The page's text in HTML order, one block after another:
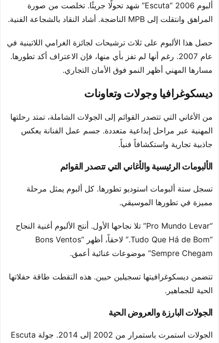
ألبوم 2006 “Escuta” شهد تحولًا جريئًا. تخلصت من صورة
المراهق وانتقلت إلى MPB الناضجة. أشاد النقاد بالشجاعة الفنية.
حصل هذا الألبوم على ثلاث ترشيحات لجائزة الغرامي اللاتينية في
عام 2007. رغم أنها لم تفز بأي منها، فإن الاعتراف أكد تطورها.
مسارها المهني أظهر النمو فوق الأمان التجاري.
ديسكوغرافيا وجولات وتعاونات
من الأغاني التي تتصدر القوائم إلى الجولات الشاملة، تمتد رحلتها
المهنية عبر مراحل إبداعية متعددة. جسم عمل الفنانة يعكس
جاذبية تجارية واستكشافاً فنياً.
الألبومات الرئيسية والأغاني التي تتصدر القوائم
تسجل ستة ألبومات استوديو تطورها. كل ألبوم يمثل مرحلة
مميزة في تطورها الموسيقي.
“Pro Mundo Levar” تلا نجاحها الأول. أنتج الألبوم أغنية النجاح
“Tudo Que Há de Bom.” لاحقاً، أظهر “Bons Ventos
Sempre Chegam” موضوعات غنائية أعمق.
تتضمن ديسكوغرافيتها تسجيلين حيين. هذه التقطت طاقة حفلاتها
الحية للجماهير.
الجولات البارزة والعروض الحية
الجولات استمرت باستمرار من 2002 إلى 2014. جولة Escuta